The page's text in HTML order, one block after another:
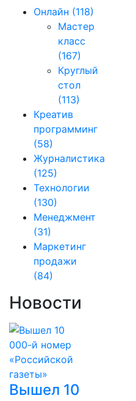
Онлайн (118)
Мастер
класс
(167)
Круглый
стол
(113)
Креатив
программинг
(58)
Журналистика
(125)
Технологии
(130)
Менеджмент
(31)
Маркетинг
продажи
(84)
Новости
Вышел 10